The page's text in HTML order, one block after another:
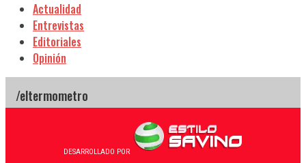
Actualidad
Entrevistas
Editoriales
Opinión
DESARROLLADO POR